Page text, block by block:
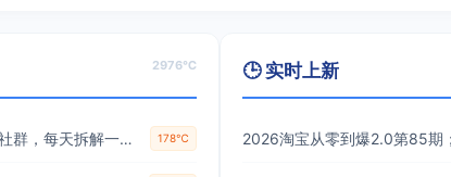
2976℃
小红书虚拟店铺拆解社群，每天拆解一个虚拟店，简单实用(赠送小红书虚拟教程) 178℃
🕒 实时上新